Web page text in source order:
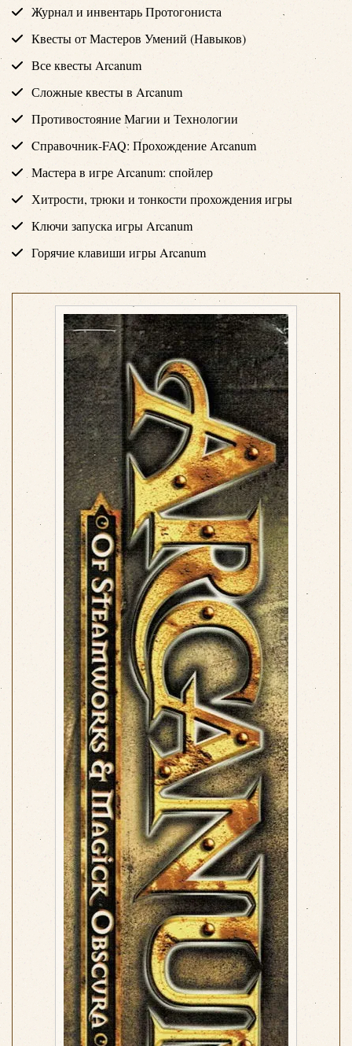
Журнал и инвентарь Протогониста
Квесты от Мастеров Умений (Навыков)
Все квесты Arcanum
Сложные квесты в Arcanum
Противостояние Магии и Технологии
Cправочник-FAQ: Прохождение Arcanum
Мастера в игре Arcanum: спойлер
Хитрости, трюки и тонкости прохождения игры
Ключи запуска игры Arcanum
Горячие клавиши игры Arcanum